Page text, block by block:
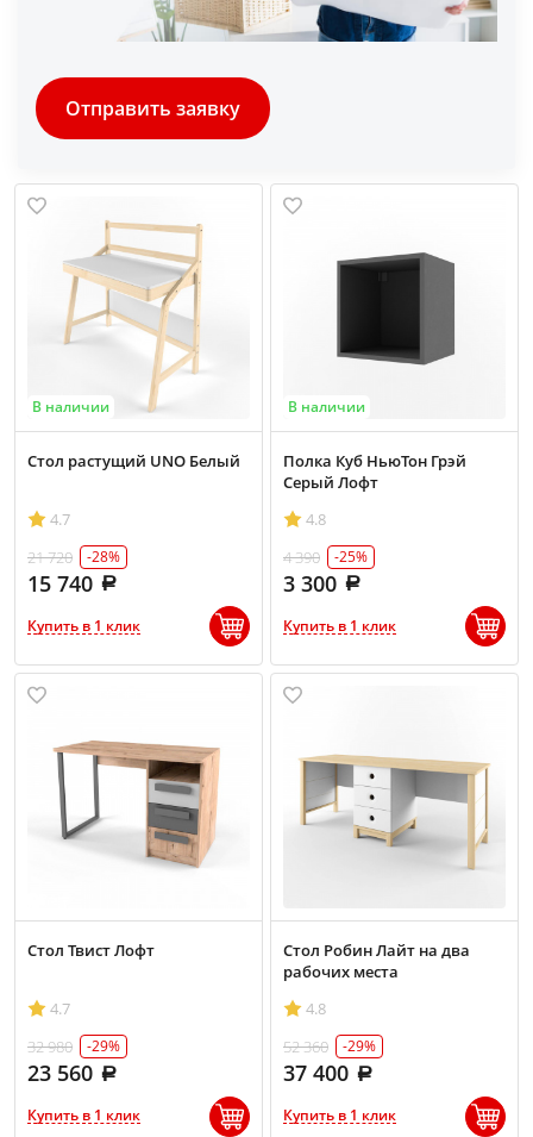
Отправить заявку
В наличии
Стол растущий UNO Белый
4.7
21 720
-28%
15 740
Купить в 1 клик
В наличии
Полка Куб НьюТон Грэй
Серый Лофт
4.8
4 390
-25%
3 300
Купить в 1 клик
Стол Твист Лофт
4.7
32 980
-29%
23 560
Купить в 1 клик
Стол Робин Лайт на два
рабочих места
4.8
52 360
-29%
37 400
Купить в 1 клик